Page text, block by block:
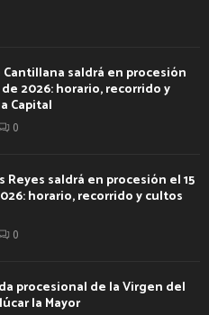
Cantillana saldrá en procesión
2026: horario, recorrido y
Capital
0
Reyes saldrá en procesión el 15
horario, recorrido y cultos
0
procesional de la Virgen del
la Mayor